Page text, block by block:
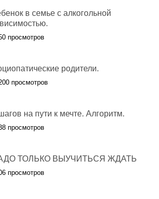
в семье с алкогольной
просмотров
родители.
просмотров
на пути к мечте. Алгоритм.
просмотров
ТОЛЬКО ВЫУЧИТЬСЯ ЖДАТЬ
просмотров